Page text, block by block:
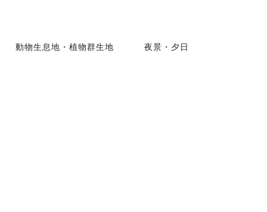
動物生息地・植物群生地 夜景・夕日